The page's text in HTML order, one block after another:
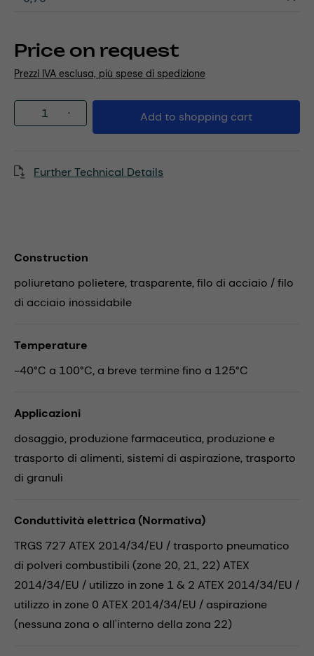
Price on request
Prezzi IVA esclusa, più spese di spedizione
Product Quantity: Enter the desired
Add to shopping cart
Further Technical Details
Construction
poliuretano polietere, trasparente, filo di acciaio / filo
di acciaio inossidabile
Temperature
-40°C a 100°C, a breve termine fino a 125°C
Applicazioni
dosaggio, produzione farmaceutica, produzione e
trasporto di alimenti, sistemi di aspirazione,trasporto
di granuli
Conduttività elettrica (Normativa)
TRGS 727 ATEX 2014/34/EU / trasporto pneumatico
di polveri combustibili (zone 20, 21, 22) ATEX
2014/34/EU / utilizzo in zone 1 & 2 ATEX 2014/34/EU /
utilizzo in zone 0 ATEX 2014/34/EU / aspirazione
(nessuna zona o all'interno della zona 22)